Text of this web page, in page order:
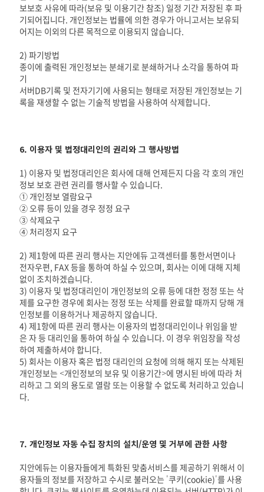
보보호 사유에 따라(보유 및 이용기간 참조) 일정 기간 저장된 후 파
기되어집니다. 개인정보는 법률에 의한 경우가 아니고서는 보유되
어지는 이외의 다른 목적으로 이용되지 않습니다.
2) 파기방법
종이에 출력된 개인정보는 분쇄기로 분쇄하거나 소각을 통하여 파
기
서버DB기록 및 전자기기에 사용되는 형태로 저장된 개인정보는 기
록을 재생할 수 없는 기술적 방법을 사용하여 삭제합니다.
6. 이용자 및 법정대리인의 권리와 그 행사방법
1) 이용자 및 법정대리인은 회사에 대해 언제든지 다음 각 호의 개인
정보 보호 관련 권리를 행사할 수 있습니다.
① 개인정보 열람요구
② 오류 등이 있을 경우 정정 요구
③ 삭제요구
④ 처리정지 요구
2) 제1항에 따른 권리 행사는 지안에듀 고객센터를 통한서면이나
전자우편, FAX 등을 통하여 하실 수 있으며, 회사는 이에 대해 지체
없이 조치하겠습니다.
3) 이용자 및 법정대리인이 개인정보의 오류 등에 대한 정정 또는 삭
제를 요구한 경우에 회사는 정정 또는 삭제를 완료할 때까지 당해 개
인정보를 이용하거나 제공하지 않습니다.
4) 제1항에 따른 권리 행사는 이용자의 법정대리인이나 위임을 받
은 자 등 대리인을 통하여 하실 수 있습니다. 이 경우 위임장을 작성
하여 제출하셔야 합니다.
5) 회사는 이용자 혹은 법정 대리인의 요청에 의해 해지 또는 삭제된
개인정보는 <개인정보의 보유 및 이용기간>에 명시된 바에 따라 처
리하고 그 외의 용도로 열람 또는 이용할 수 없도록 처리하고 있습니
다.
7. 개인정보 자동 수집 장치의 설치/운영 및 거부에 관한 사항
지안에듀는 이용자들에게 특화된 맞춤서비스를 제공하기 위해서 이
용자들의 정보를 저장하고 수시로 불러오는 '쿠키(cookie)'를 사용